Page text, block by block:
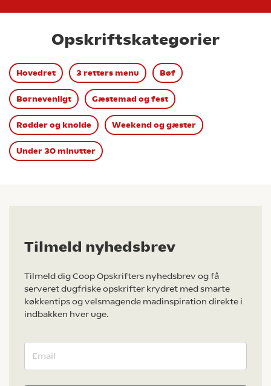
Opskriftskategorier
Hovedret 3 retters menu Bøf
Børnevenligt Gæstemad og fest
Rødder og knolde Weekend og gæster
Under 30 minutter
Tilmeld nyhedsbrev
Tilmeld dig Coop Opskrifters nyhedsbrev og få
serveret dugfriske opskrifter krydret med smarte
køkkentips og velsmagende madinspiration direkte i
indbakken hver uge.